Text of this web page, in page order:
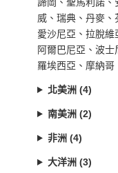
威、瑞典、丹麥、
愛沙尼亞、拉脫維
阿爾巴尼亞、波
羅埃西亞、摩納哥
北美洲 (4)
南美洲 (2)
非洲 (4)
大洋洲 (3)